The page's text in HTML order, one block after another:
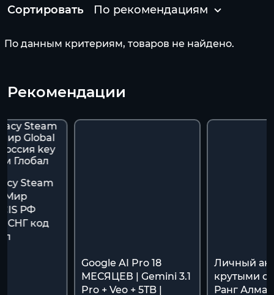
Сортировать По рекомендациям
По данным критериям, товаров не найдено.
Рекомендации
Steam
Мир
РФ
СНГ код
Google AI Pro 18
МЕСЯЦЕВ | Gemini 3.1
Pro + Veo + 5TB |
Личный
крутыми
Ранг Алмаз